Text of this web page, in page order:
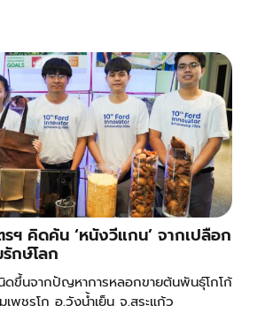
ฯ คิดค้น ‘หนังวีแกน’ จากเปลือก
กษ์โลก
ดขึ้นจากปัญหาการหลอกขายต้นพันธุ์โกโก้
พชรโก อ.วังน้ำเย็น จ.สระแก้ว